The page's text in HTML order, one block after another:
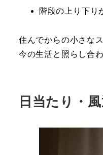
階段の上り下り
住んでからの小さな
今の生活と照らし合
日当たり・